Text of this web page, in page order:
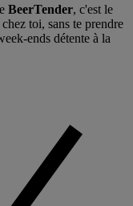
BeerTender, c'est le
toi, sans te prendre
ends détente à la